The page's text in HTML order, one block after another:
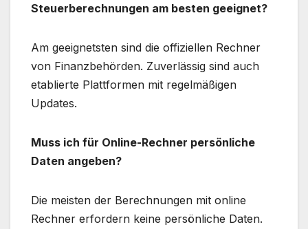
Steuerberechnungen am besten geeignet?
Am geeignetsten sind die offiziellen Rechner
von Finanzbehörden. Zuverlässig sind auch
etablierte Plattformen mit regelmäßigen
Updates.
Muss ich für Online-Rechner persönliche
Daten angeben?
Die meisten der Berechnungen mit online
Rechner erfordern keine persönliche Daten.